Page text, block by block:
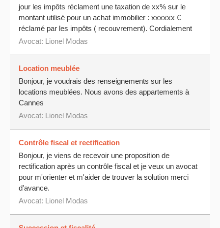
jour les impôts réclament une taxation de xx% sur le
montant utilisé pour un achat immobilier : xxxxxx €
réclamé par les impôts ( recouvrement). Cordialement
Avocat:
Lionel Modas
Location meublée
Bonjour, je voudrais des renseignements sur les
locations meublées. Nous avons des appartements à
Cannes
Avocat:
Lionel Modas
Contrôle fiscal et rectification
Bonjour, je viens de recevoir une proposition de
rectification après un contrôle fiscal et je veux un avocat
pour m'orienter et m'aider de trouver la solution merci
d'avance.
Avocat:
Lionel Modas